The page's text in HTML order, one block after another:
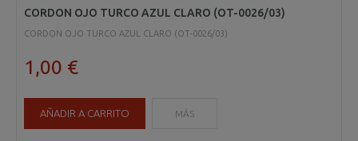
CORDON OJO TURCO AZUL CLARO (OT-0026/03)
CORDON OJO TURCO AZUL CLARO (OT-0026/03)
1,00 €
AÑADIR A CARRITO MÁS